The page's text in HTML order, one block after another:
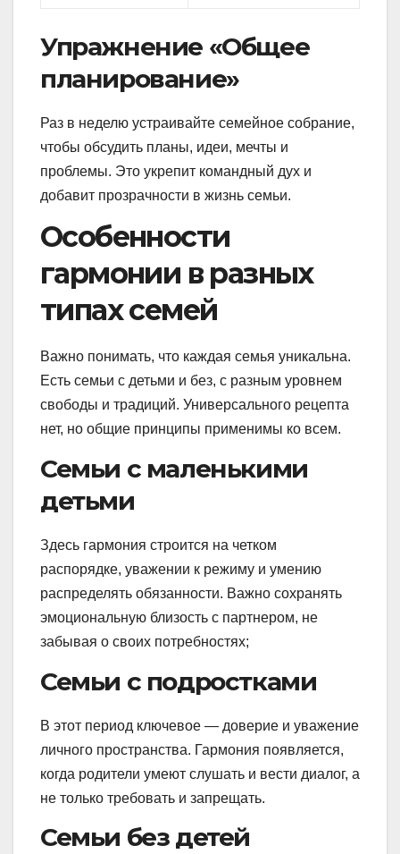
Упражнение «Общее
планирование»
Раз в неделю устраивайте семейное собрание,
чтобы обсудить планы, идеи, мечты и
проблемы. Это укрепит командный дух и
добавит прозрачности в жизнь семьи.
Особенности
гармонии в разных
типах семей
Важно понимать, что каждая семья уникальна.
Есть семьи с детьми и без, с разным уровнем
свободы и традиций. Универсального рецепта
нет, но общие принципы применимы ко всем.
Семьи с маленькими
детьми
Здесь гармония строится на четком
распорядке, уважении к режиму и умению
распределять обязанности. Важно сохранять
эмоциональную близость с партнером, не
забывая о своих потребностях;
Семьи с подростками
В этот период ключевое — доверие и уважение
личного пространства. Гармония появляется,
когда родители умеют слушать и вести диалог, а
не только требовать и запрещать.
Семьи без детей